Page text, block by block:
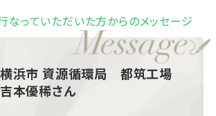
なっていただいた方からのメッセージ
横浜市 資源循環局 都筑工場
吉本優稀さん